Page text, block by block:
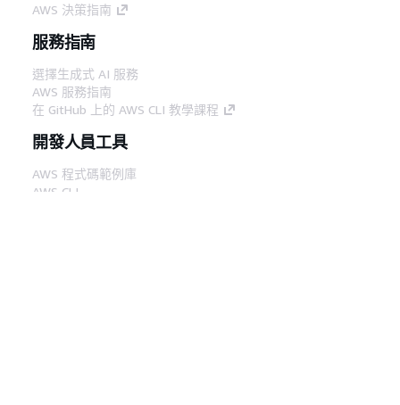
AWS 決策指南
服務指南
選擇生成式 AI 服務
AWS 服務指南
在 GitHub 上的 AWS CLI 教學課程
開發人員工具
AWS 程式碼範例庫
AWS CLI